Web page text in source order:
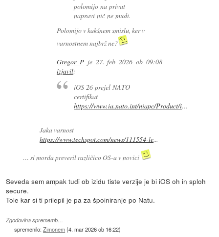
polomijo na privat
napravi nič ne mudi.
Polomijo v kakšnem smislu, ker v
varnostnem najbrž ne?
Gregor Pje 27. feb 2026 ob 09:08
izjavil:
iOS 26 prejel NATO
certifikat
https://www.ia.nato.int/niapc/Product/i...
Jaka varnost
https://www.techspot.com/news/111554-le...
… si morda preveril različico OS-a v novici
Seveda sem ampak tudi ob izidu tiste verzije je bi iOS oh in sploh
secure.
Tole kar si ti prilepil je pa za špoiniranje po Natu.
Zgodovina sprememb…
spremenilo:Zimonem(4. mar 2026 ob 16:22)